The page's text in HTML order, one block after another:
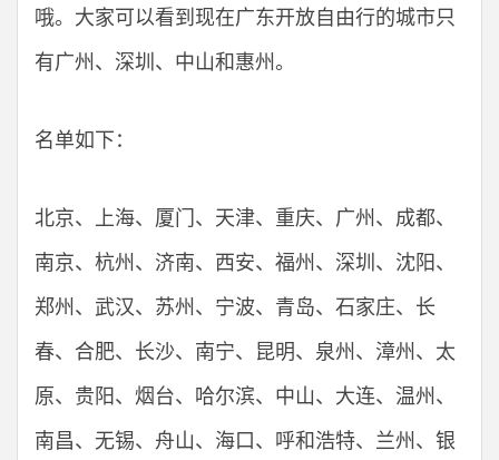
哦。大家可以看到现在广东开放自由行的城市只
有广州、深圳、中山和惠州。
名单如下：
北京、上海、厦门、天津、重庆、广州、成都、
南京、杭州、济南、西安、福州、深圳、沈阳、
郑州、武汉、苏州、宁波、青岛、石家庄、长
春、合肥、长沙、南宁、昆明、泉州、漳州、太
原、贵阳、烟台、哈尔滨、中山、大连、温州、
南昌、无锡、舟山、海口、呼和浩特、兰州、银